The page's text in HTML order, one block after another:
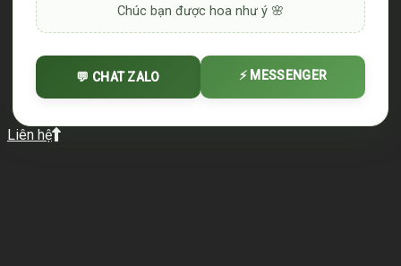
Chúc bạn được hoa như ý 🌸
💬 CHAT ZALO ⚡ MESSENGER
Liên hệ